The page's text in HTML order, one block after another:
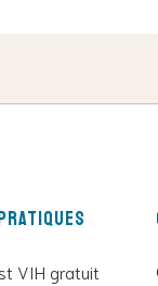
VIH gratuit